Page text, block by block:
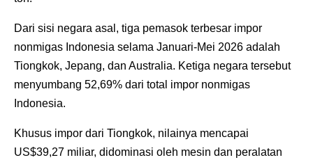
Dari sisi negara asal, tiga pemasok terbesar impor
nonmigas Indonesia selama Januari-Mei 2026 adalah
Tiongkok, Jepang, dan Australia. Ketiga negara tersebut
menyumbang 52,69% dari total impor nonmigas
Indonesia.
Khusus impor dari Tiongkok, nilainya mencapai
US$39,27 miliar, didominasi oleh mesin dan peralatan